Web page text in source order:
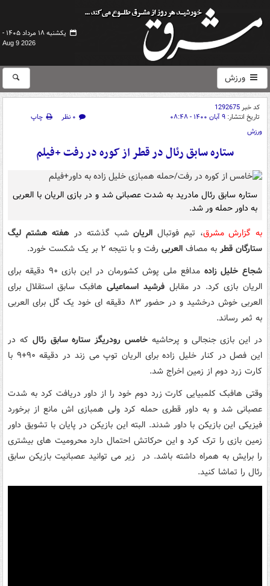
یکشنبه ۱۸ مرداد ۱۴۰۵ -
Aug 9 2026
ورزش
کد خبر1292675
تاریخ انتشار: ۹ آبان ۱۴۰۰ - ۰۸:۴۸ ۰ نظر
چاپ
ورزش
ستاره سابق رئال در قطر از کوره در رفت +فیلم
ستاره سابق رئال مادرید به شدت عصبانی شد و در بازی الریان با العربی
به داور حمله ور شد.
به گزارش مشرق، تیم فوتبال الریانشب گذشته در هفته هشتم لیگ
ستارگان قطربه مصاف العربی رفت و با نتیجه ۲ بر یک شکست خورد.
شجاع خلیل زاده
مدافع ملی پوش کشورمان در این بازی ۹۰ دقیقه برای
الریان بازی کرد. در مقابل فرشید اسماعیلیهافبک سابق استقلال برای
العربی خوش درخشید و در حضور ۸۳ دقیقه ای خود یک گل برای العربی
به ثمر رساند.
در این بازی جنجالی و پرحاشیه خامس رودریگز ستاره سابق رئال که در
این فصل در کنار خلیل زاده برای الریان توپ می زند در دقیقه ۹۰+۹ با
کارت زرد دوم از زمین اخراج شد.
وقتی هافبک کلمبیایی کارت زرد دوم خود را از داور دریافت کرد به شدت
عصبانی شد و به داور قطری حمله کرد ولی همبازی اش مانع از برخورد
فیزیکی این بازیکن با داور شدند. البته این بازیکن در پایان با تشویق داور
زمین بازی را ترک کرد و این حرکاتش احتمال دارد محرومیت های بیشتری
را برایش به همراه داشته باشد. در زیر می توانید عصبانیت بازیکن سابق
رئال را تماشا کنید.